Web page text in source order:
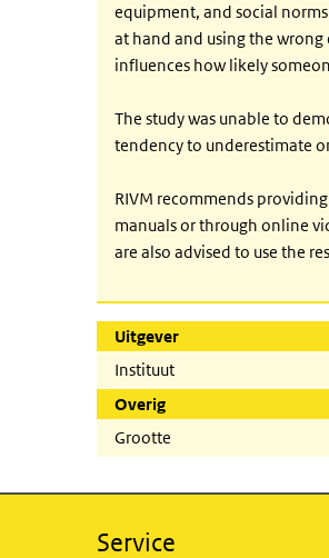
equipment, and social
at hand and using the
influences how likely
The study was unable to
tendency to underestimate
RIVM recommends
manuals or through online
are also advised to use the
Uitgever
Instituut
Overig
Grootte
Service